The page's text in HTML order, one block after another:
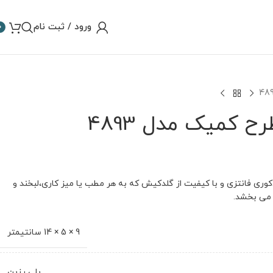
ورود / ثبت نام
مدل 4893
فانتزی و با کیفیت از گلدکیش که به هر مطب یا میز کاری،لبخند و
‌بخشد.
9 × 5 × 14 سانتیمتر